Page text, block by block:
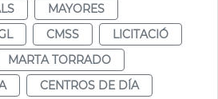
MAYORES
CMSS
LICITACIÓ
MARTA TORRADO
CENTROS DE DÍA